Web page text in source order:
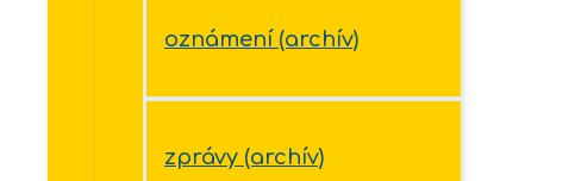
oznámení (archív)
zprávy (archív)